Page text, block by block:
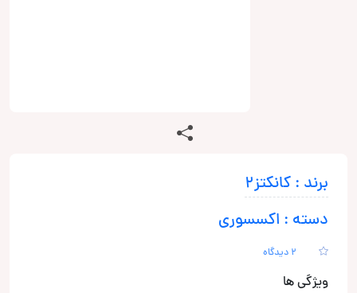
برند : کانکتز2
دسته : اکسسوری
2 دیدگاه
ویژگی ها